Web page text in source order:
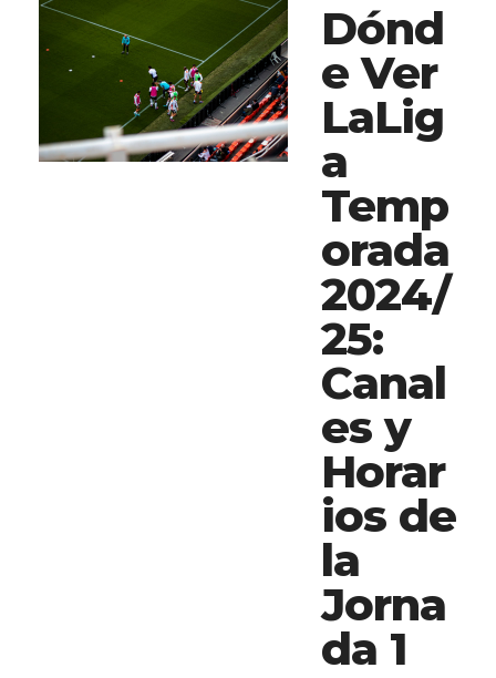
Dónd
e Ver
LaLig
a
Temp
orada
2024/
25:
Canal
es y
Horar
ios de
la
Jorna
da 1